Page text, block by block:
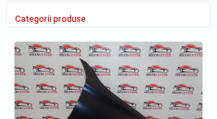
Categorii produse
BARA, BANDOURI, GRILE
» Bara fata Mercedes C Class 2014-2018
» Bandou bara fata Mercedes C Class 2014-2018
» Bandou bara spate Mercedes C Class 2014-2018
» Bara spate Mercedes C Class 2014-2018
» Grila bara fata Mercedes C Class 2014-2018